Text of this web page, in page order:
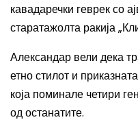
кавадаречки геврек со
старатажолта ракија
Александар вели дека
етно стилот и
која поминале четири
од останатите.